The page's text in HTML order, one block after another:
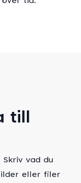
till
vad du
eller filer